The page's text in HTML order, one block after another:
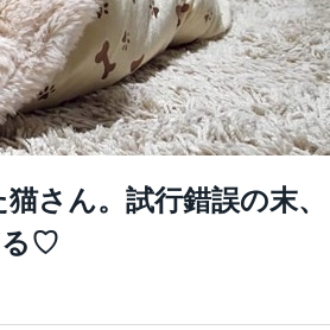
さん。試行錯誤の末、
る♡